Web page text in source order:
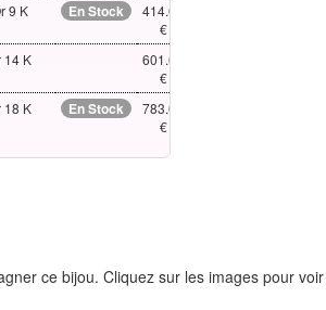
9 K
En Stock
414.00
€
14 K
601.00
€
18 K
En Stock
783.00
€
ce bijou. Cliquez sur les images pour